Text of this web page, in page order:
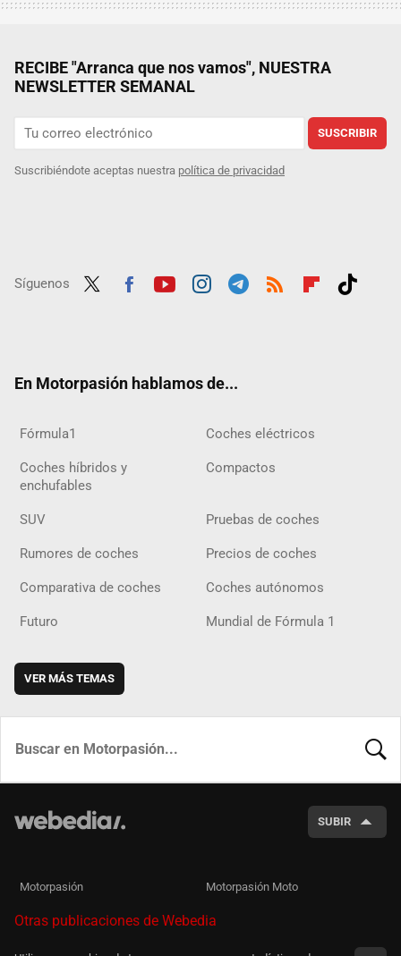
RECIBE "Arranca que nos vamos", NUESTRA
NEWSLETTER SEMANAL
SUSCRIBIR
Suscribiéndote aceptas nuestra política de privacidad
Síguenos
En Motorpasión hablamos de...
Fórmula1 Coches eléctricos
Coches híbridos y
enchufables
Compactos
SUV Pruebas de coches
Rumores de coches Precios de coches
Comparativa de coches Coches autónomos
Futuro Mundial de Fórmula 1
VER MÁS TEMAS
SUBIR
Motorpasión Motorpasión Moto
Otras publicaciones de Webedia